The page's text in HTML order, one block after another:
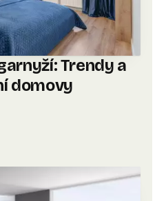
Trendy a
domovy